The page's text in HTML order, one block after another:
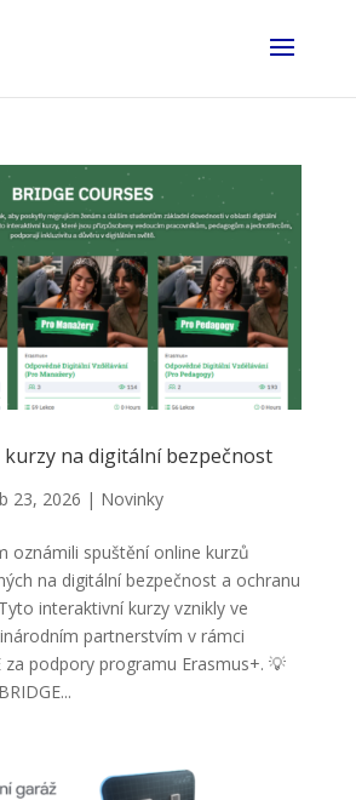
kurzy na digitální bezpečnost
23, 2026 | Novinky
oznámili spuštění online kurzů
na digitální bezpečnost a ochranu
interaktivní kurzy vznikly ve
partnerstvím v rámci
za podpory programu Erasmus+. 💡